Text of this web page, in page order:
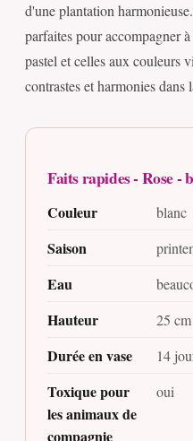
d'une plantation
parfaites pour accompagner
pastel et celles aux couleurs
contrastes et harmonies
Faits rapides - Rose -
Couleur blanc
Saison
Eau
Hauteur 25 cm
Durée en vase 14
Toxique pour
les animaux de
compagnie
oui